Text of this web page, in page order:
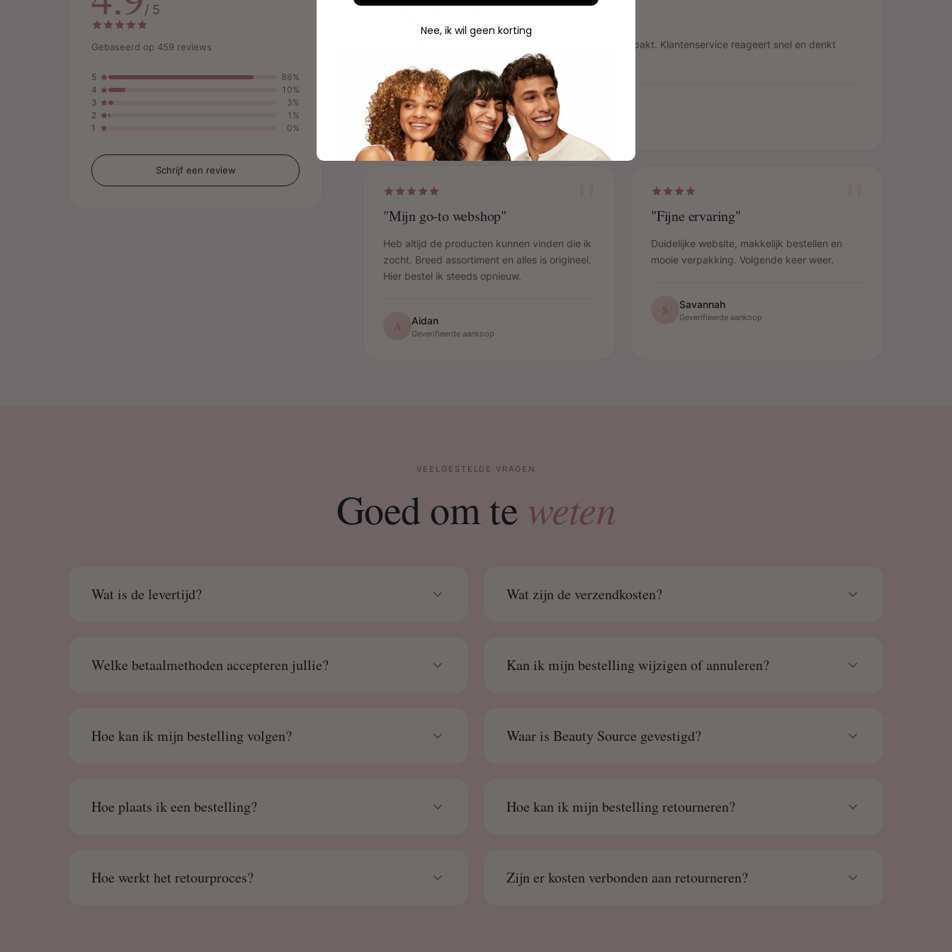
/ 5
Gebaseerd op 459 reviews
5
86%
4
10%
3
3%
2
1%
1
0%
Schrijf een review
"Snelle levering en top service"
Bestelling was de volgende dag binnen en netjes verpakt. Klantenservice reageert snel en denkt
S Sophie
Geverifieerde aankoop
"Mijn go-to webshop"
Heb altijd de producten kunnen vinden die ik
zocht. Breed assortiment en alles is origineel.
Hier bestel ik steeds opnieuw.
A Aidan
Geverifieerde aankoop
"Fijne ervaring"
Duidelijke website, makkelijk bestellen en
mooie verpakking. Volgende keer weer.
S Savannah
Geverifieerde aankoop
VEELGESTELDE VRAGEN
Goed om te weten
Wat is de levertijd? Wat zijn de verzendkosten?
Welke betaalmethoden accepteren jullie? Kan ik mijn bestelling wijzigen of annuleren?
Hoe kan ik mijn bestelling volgen? Waar is Beauty Source gevestigd?
Hoe plaats ik een bestelling? Hoe kan ik mijn bestelling retourneren?
Hoe werkt het retourproces? Zijn er kosten verbonden aan retourneren?
Nee, ik wil geen korting